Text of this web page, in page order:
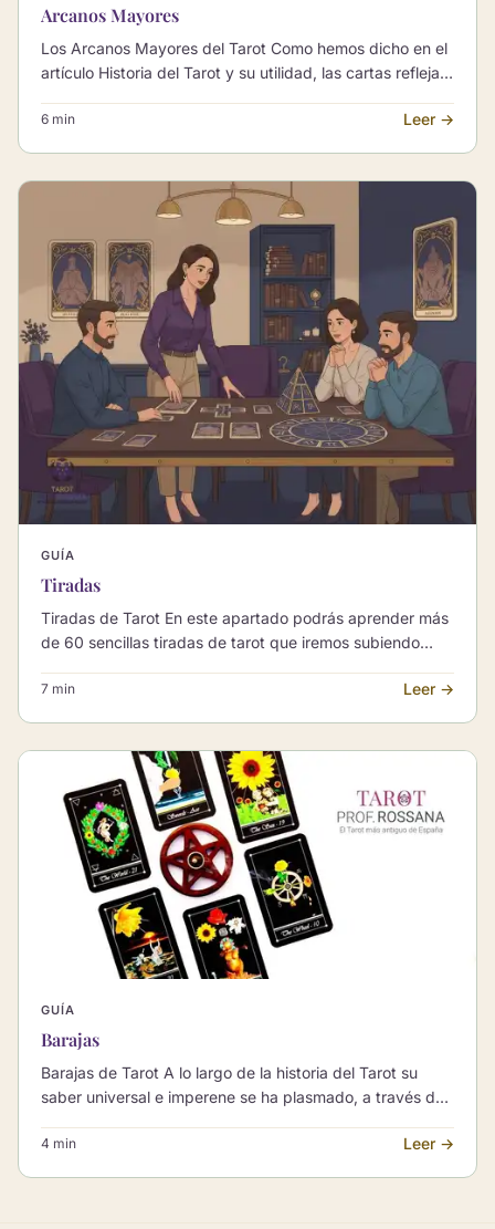
Arcanos Mayores
Los Arcanos Mayores del Tarot Como hemos dicho en el
artículo Historia del Tarot y su utilidad, las cartas reflejan
6 min Leer →
GUÍA
Tiradas
Tiradas de Tarot En este apartado podrás aprender más
de 60 sencillas tiradas de tarot que iremos subiendo
7 min Leer →
GUÍA
Barajas
Barajas de Tarot A lo largo de la historia del Tarot su
saber universal e imperene se ha plasmado, a través de
4 min Leer →